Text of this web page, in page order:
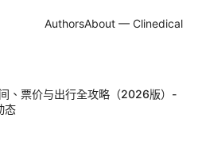
AuthorsAbout — Clinedical
、票价与出行全攻略（2026版）-
态